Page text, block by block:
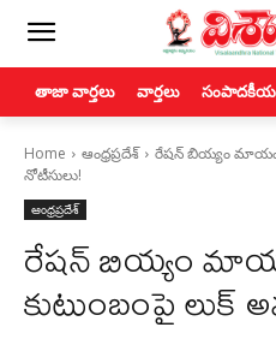
తాజా వార్తలు వార్తలు
Home ఆంధ్రప్రదేశ్
రేషన్ బియ్యం మాయం
నోటీసులు!
ఆంధ్రప్రదేశ్
రేషన్ బియ్యం
కుటుంబంపై లుక్